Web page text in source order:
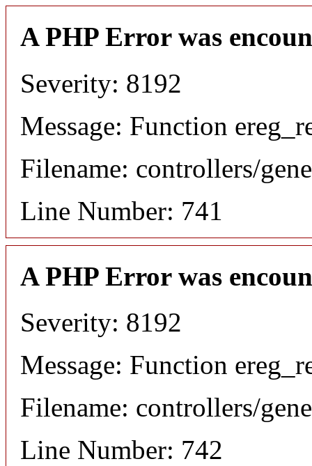
A PHP Error was
Severity: 8192
Message: Function
Filename: controllers/
Line Number: 741
A PHP Error was
Severity: 8192
Message: Function
Filename: controllers/
Line Number: 742